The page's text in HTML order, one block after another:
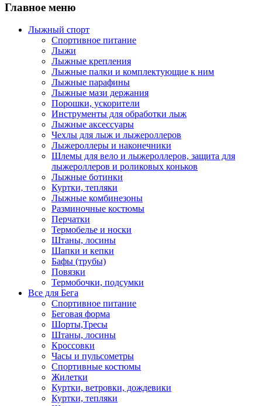
Главное меню
Лыжный спорт
Спортивное питание
Лыжи
Лыжные крепления
Лыжные палки и комплектующие к ним
Лыжные парафины
Лыжные мази держания
Порошки, ускорители
Инструменты для обработки лыж
Лыжные аксессуары
Чехлы для лыж и лыжероллеров
Лыжероллеры и наконечники
Шлемы для вело и лыжероллеров, защита для
лыжероллеров и роликовых коньков
Лыжные ботинки
Куртки, тепляки
Лыжные комбинезоны
Разминочные костюмы
Перчатки
Термобелье и носки
Штаны, лосины
Шапки и кепки
Бафы (трубы)
Повязки
Термобочки, подсумки
Все для Бега
Спортивное питание
Беговая форма
Шорты,Тресы
Штаны, лосины
Кроссовки
Часы и пульсометры
Спортивные костюмы
Жилетки
Куртки, ветровки, дождевики
Куртки, тепляки